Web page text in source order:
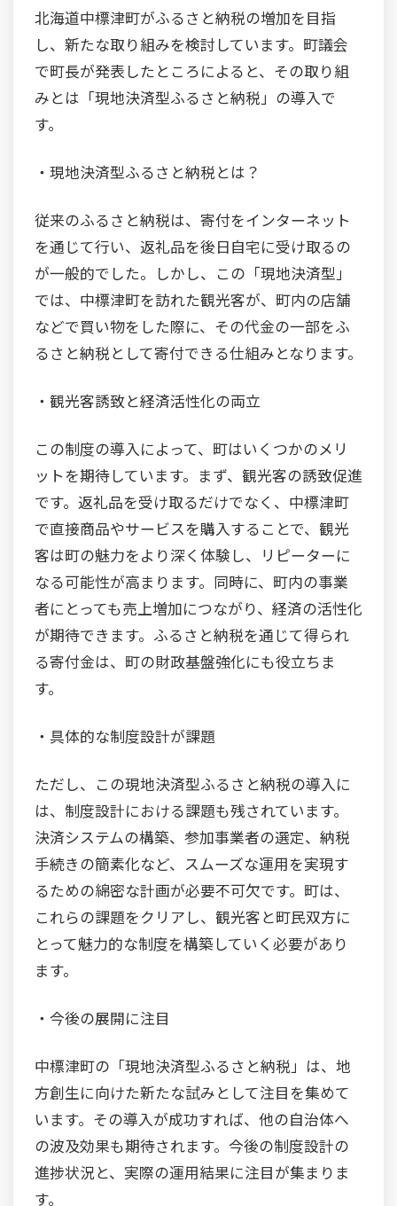
北海道中標津町がふるさと納税の増加を目指
し、新たな取り組みを検討しています。町議会
で町長が発表したところによると、その取り組
みとは「現地決済型ふるさと納税」の導入で
す。
・現地決済型ふるさと納税とは？
従来のふるさと納税は、寄付をインターネット
を通じて行い、返礼品を後日自宅に受け取るの
が一般的でした。しかし、この「現地決済型」
では、中標津町を訪れた観光客が、町内の店舗
などで買い物をした際に、その代金の一部をふ
るさと納税として寄付できる仕組みとなります。
・観光客誘致と経済活性化の両立
この制度の導入によって、町はいくつかのメリ
ットを期待しています。まず、観光客の誘致促進
です。返礼品を受け取るだけでなく、中標津町
で直接商品やサービスを購入することで、観光
客は町の魅力をより深く体験し、リピーターに
なる可能性が高まります。同時に、町内の事業
者にとっても売上増加につながり、経済の活性化
が期待できます。ふるさと納税を通じて得られ
る寄付金は、町の財政基盤強化にも役立ちま
す。
・具体的な制度設計が課題
ただし、この現地決済型ふるさと納税の導入に
は、制度設計における課題も残されています。
決済システムの構築、参加事業者の選定、納税
手続きの簡素化など、スムーズな運用を実現す
るための綿密な計画が必要不可欠です。町は、
これらの課題をクリアし、観光客と町民双方に
とって魅力的な制度を構築していく必要があり
ます。
・今後の展開に注目
中標津町の「現地決済型ふるさと納税」は、地
方創生に向けた新たな試みとして注目を集めて
います。その導入が成功すれば、他の自治体へ
の波及効果も期待されます。今後の制度設計の
進捗状況と、実際の運用結果に注目が集まりま
す。